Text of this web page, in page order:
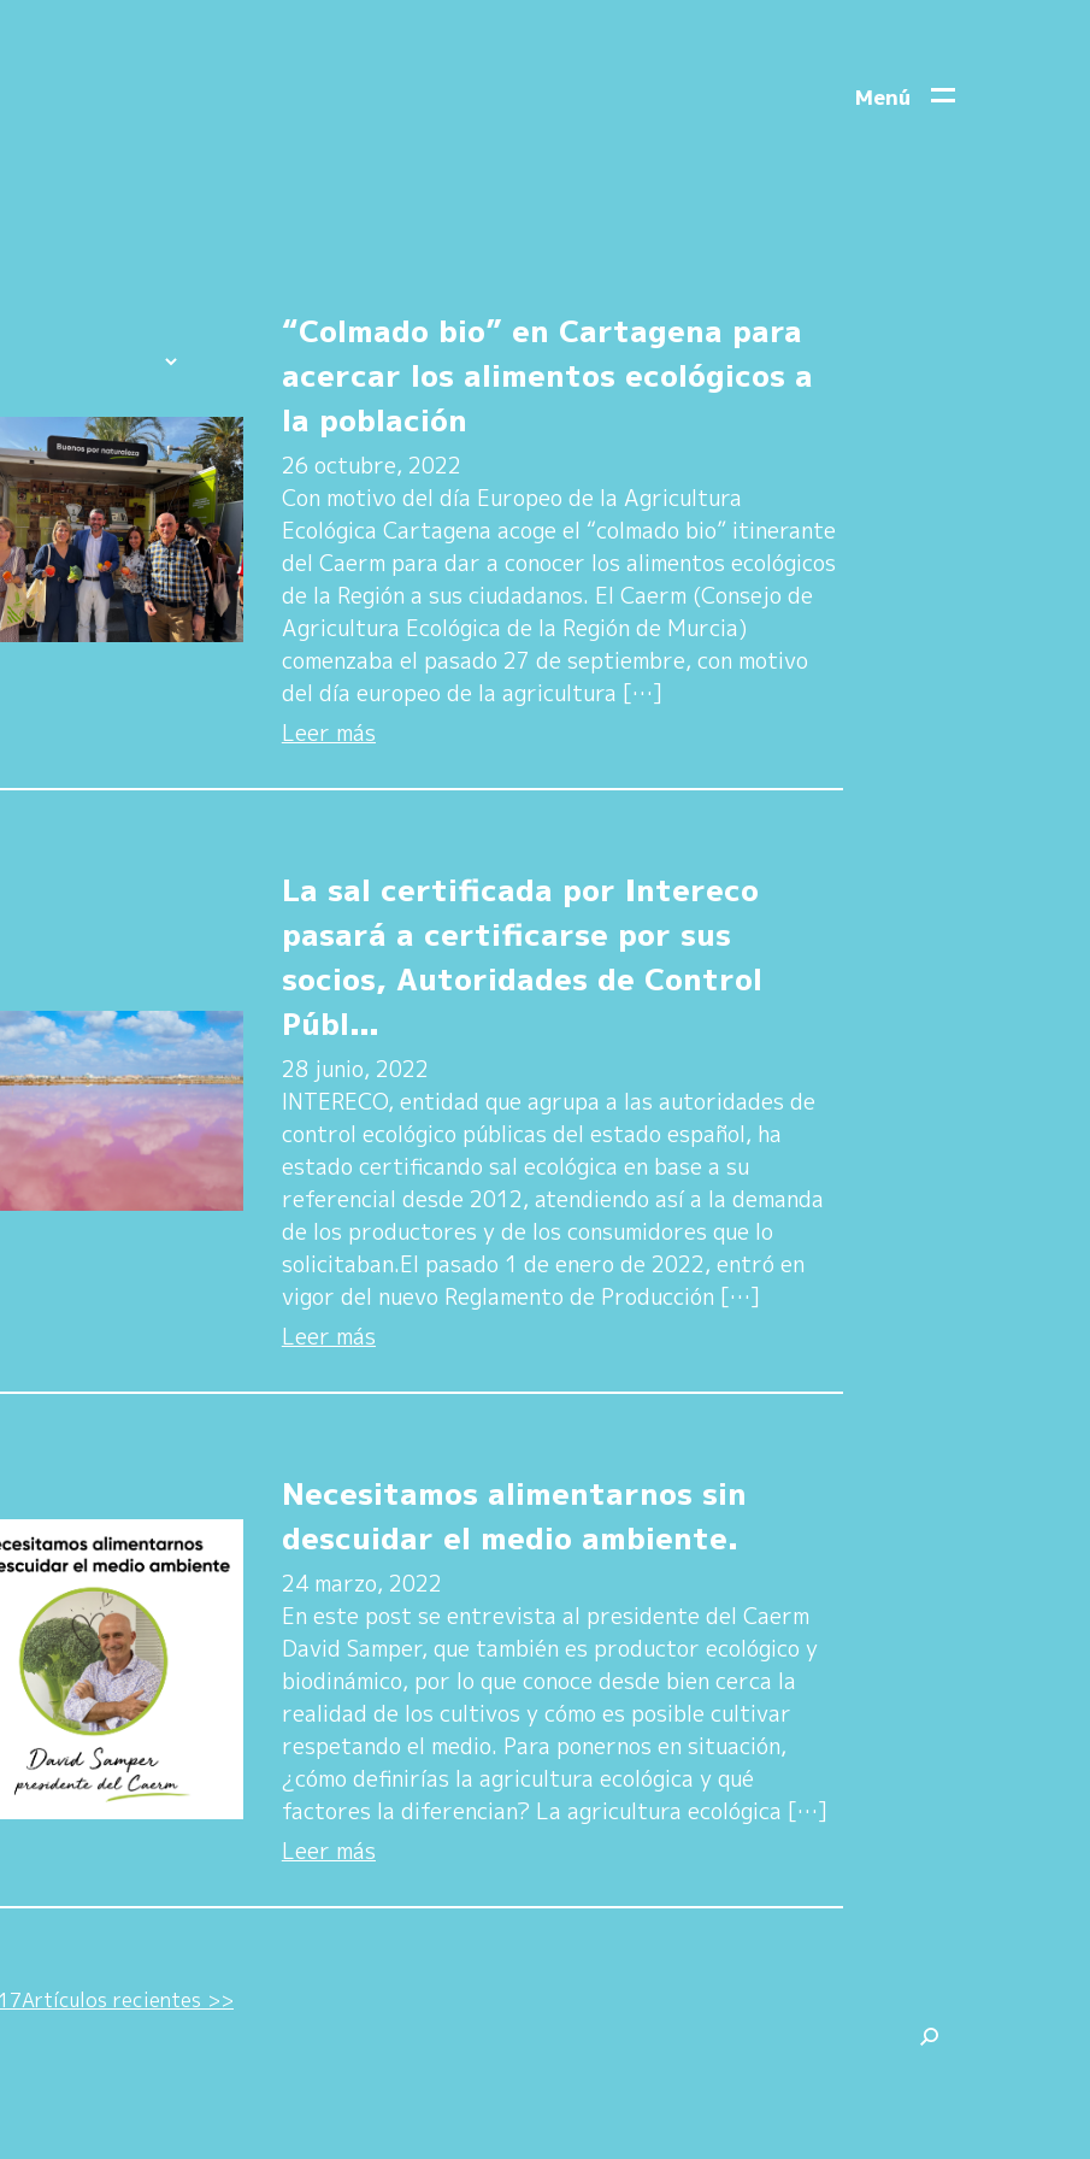
Menú
“Colmado bio” en Cartagena para
acercar los alimentos ecológicos a
la población
26 octubre, 2022
Con motivo del día Europeo de la Agricultura
Ecológica Cartagena acoge el “colmado bio” itinerante
del Caerm para dar a conocer los alimentos ecológicos
de la Región a sus ciudadanos. El Caerm (Consejo de
Agricultura Ecológica de la Región de Murcia)
comenzaba el pasado 27 de septiembre, con motivo
del día europeo de la agricultura […]
Leer más
La sal certificada por Intereco
pasará a certificarse por sus
socios, Autoridades de Control
Públ...
28 junio, 2022
INTERECO, entidad que agrupa a las autoridades de
control ecológico públicas del estado español, ha
estado certificando sal ecológica en base a su
referencial desde 2012, atendiendo así a la demanda
de los productores y de los consumidores que lo
solicitaban.El pasado 1 de enero de 2022, entró en
vigor del nuevo Reglamento de Producción […]
Leer más
Necesitamos alimentarnos sin
descuidar el medio ambiente.
24 marzo, 2022
En este post se entrevista al presidente del Caerm
David Samper, que también es productor ecológico y
biodinámico, por lo que conoce desde bien cerca la
realidad de los cultivos y cómo es posible cultivar
respetando el medio. Para ponernos en situación,
¿cómo definirías la agricultura ecológica y qué
factores la diferencian? La agricultura ecológica […]
Leer más
17Artículos recientes >>